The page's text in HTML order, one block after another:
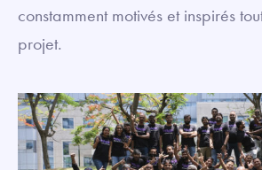
constamment motivés et inspirés
projet.